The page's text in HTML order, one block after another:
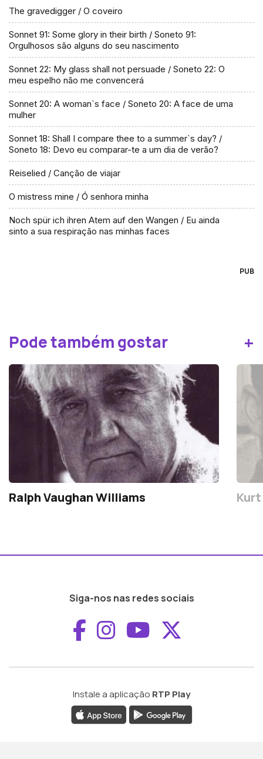
The gravedigger / O coveiro
Sonnet 91: Some glory in their birth / Soneto 91:
Orgulhosos são alguns do seu nascimento
Sonnet 22: My glass shall not persuade / Soneto 22: O
meu espelho não me convencerá
Sonnet 20: A woman`s face / Soneto 20: A face de uma
mulher
Sonnet 18: Shall I compare thee to a summer`s day? /
Soneto 18: Devo eu comparar-te a um dia de verão?
Reiselied / Canção de viajar
O mistress mine / Ó senhora minha
Noch spür ich ihren Atem auf den Wangen / Eu ainda
sinto a sua respiração nas minhas faces
PUB
Pode também gostar +
Ralph Vaughan Williams
Siga-nos nas redes sociais
Aceder ao
Aceder ao
Aceder ao
Instale a aplicação RTP Play